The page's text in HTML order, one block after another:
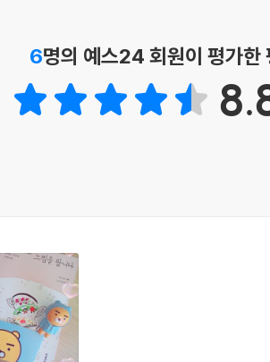
참맛, 일인 생활에도 있다
것이 숙성되는 나만의 시간을 갖는 법
지즈코는 사회학자라는 직업에 대해 “누
. 학생들의 상담을 도맡기도 하고 주말까지
없는 집에 돌아와 혼자 있는 것이 고통스
. 자신만의 공간에서 생각을 충분히 발효
는 점점 더 가까운 존재로 느껴진다.
6명의 예스24 회원이 평가한